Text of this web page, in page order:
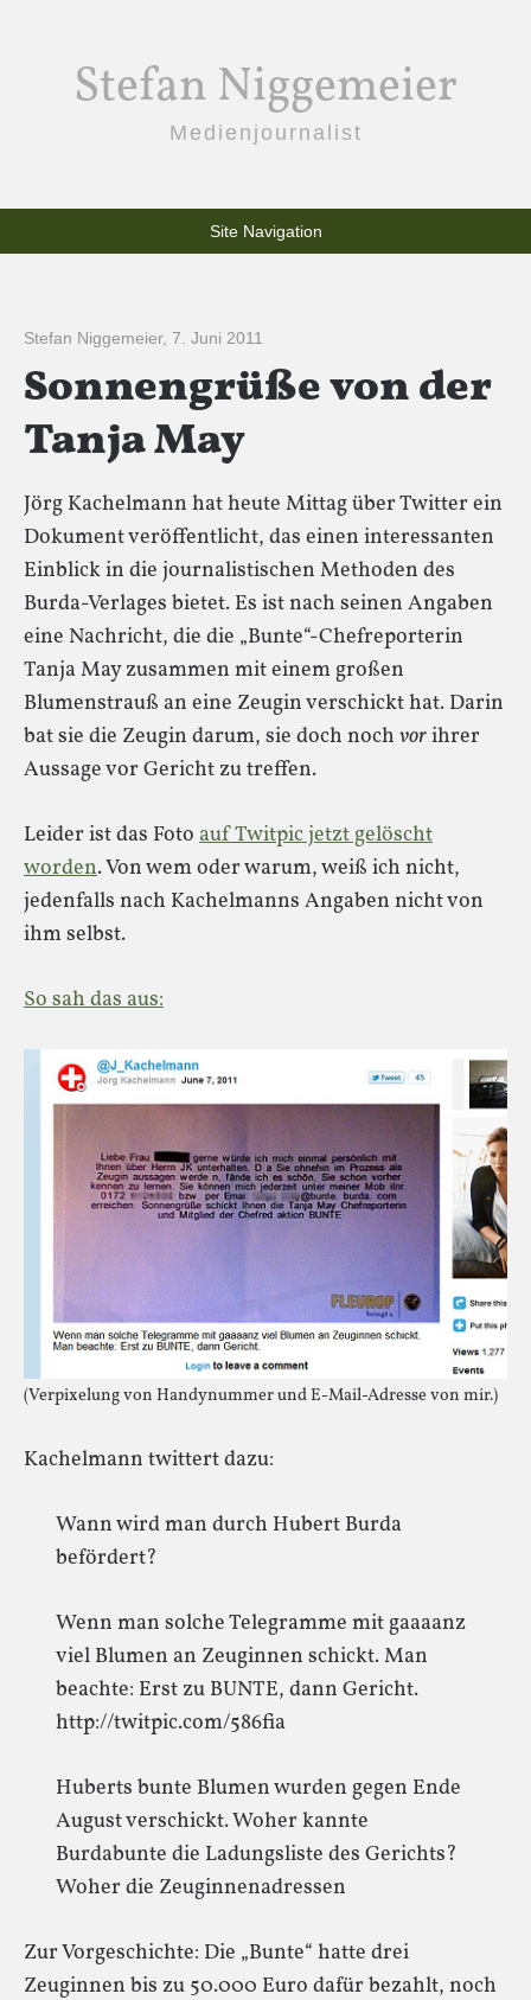
Stefan Niggemeier
Medienjournalist
Site Navigation
Stefan Niggemeier, 7. Juni 2011
Sonnengrüße von der
Tanja May
Jörg Kachelmann hat heute Mittag über Twitter ein
Dokument veröffentlicht, das einen interessanten
Einblick in die journalistischen Methoden des
Burda-Verlages bietet. Es ist nach seinen Angaben
eine Nachricht, die die „Bunte“-Chefreporterin
Tanja May zusammen mit einem großen
Blumenstrauß an eine Zeugin verschickt hat. Darin
bat sie die Zeugin darum, sie doch noch vorihrer
Aussage vor Gericht zu treffen.
Leider ist das Foto auf Twitpic jetzt gelöscht
worden. Von wem oder warum, weiß ich nicht,
jedenfalls nach Kachelmanns Angaben nicht von
ihm selbst.
So sah das aus:
(Verpixelung von Handynummer und E-Mail-Adresse von mir.)
Kachelmann twittert dazu:
Wann wird man durch Hubert Burda
befördert?
Wenn man solche Telegramme mit gaaaanz
viel Blumen an Zeuginnen schickt. Man
beachte: Erst zu BUNTE, dann Gericht.
http://twitpic.com/586fia
Huberts bunte Blumen wurden gegen Ende
August verschickt. Woher kannte
Burdabunte die Ladungsliste des Gerichts?
Woher die Zeuginnenadressen
Zur Vorgeschichte: Die „Bunte“ hatte drei
Zeuginnen bis zu 50.000 Euro dafür bezahlt, noch